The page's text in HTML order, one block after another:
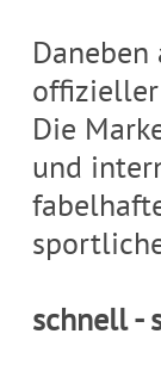
Die
und
schnell -